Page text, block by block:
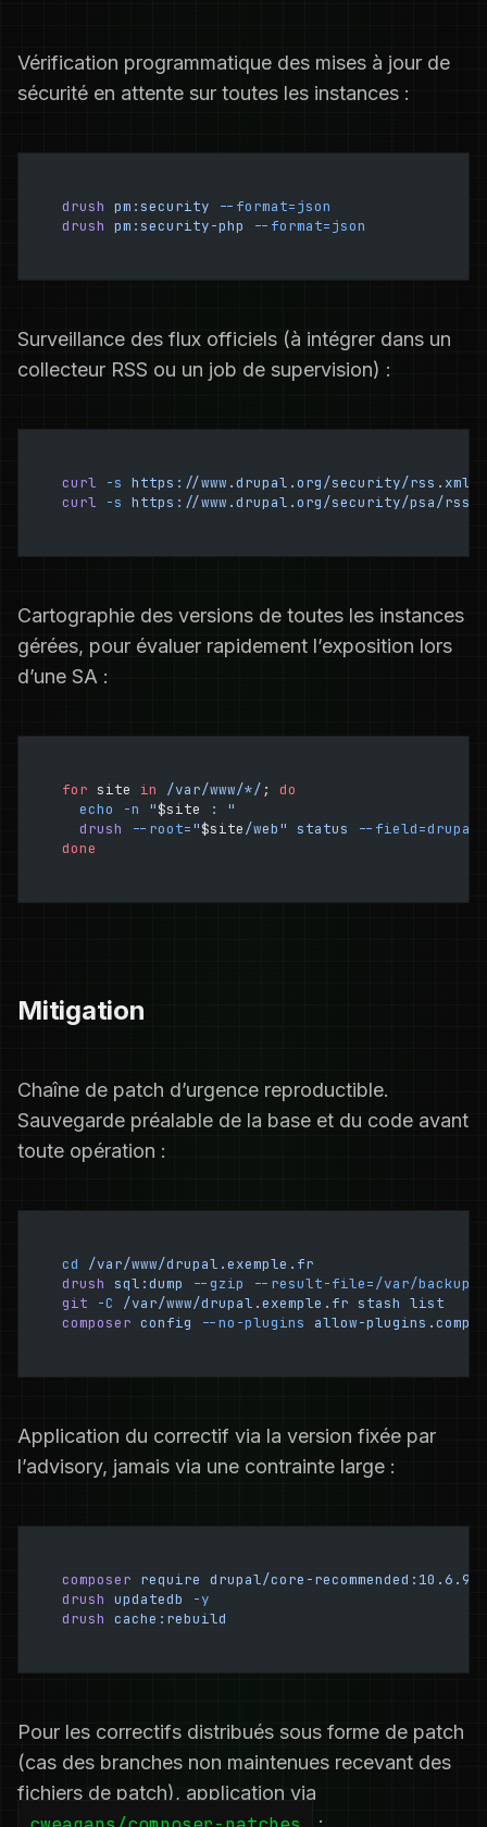
Vérification programmatique des mises à jour de
sécurité en attente sur toutes les instances :
drush pm:security --format=json
drush pm:security-php --format=json
Surveillance des flux officiels (à intégrer dans un
collecteur RSS ou un job de supervision) :
curl -s https://www.drupal.org/security/rss.xml
curl -s https://www.drupal.org/security/psa/
Cartographie des versions de toutes les instances
gérées, pour évaluer rapidement l’exposition lors
d’une SA :
for site in /var/www/*/ ; do
  echo
-n "$site
: "
  drush
--root="$site/web" status
--
done
Mitigation
Chaîne de patch d’urgence reproductible.
Sauvegarde préalable de la base et du code avant
toute opération :
cd
/var/www/drupal.exemple.fr
drush sql:dump --gzip
--result-file=/var/
git -C /var/www/drupal.exemple.fr stash list
composer config --no-plugins allow-
Application du correctif via la version fixée par
l’advisory, jamais via une contrainte large :
composer require drupal/core-recommended:10.6.9
drush updatedb
-y
drush cache:rebuild
Pour les correctifs distribués sous forme de patch
(cas des branches non maintenues recevant des
fichiers de patch), application via